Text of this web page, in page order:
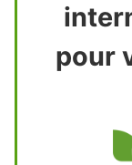
pour